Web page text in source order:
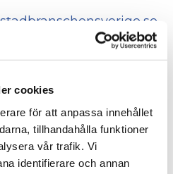
cookies
för att anpassa innehållet
tillhandahålla funktioner
vår trafik. Vi
identifierare och annan
på lite olika företag och
sedan en tid tillbaka
som produktchef på
rör städbranschen
specifikt delar som
på